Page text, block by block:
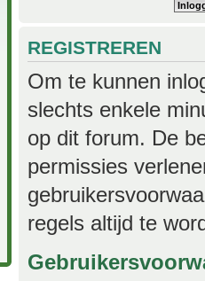
REGISTREREN
Om te kunnen
slechts enkele
op dit forum. De
permissies
regels altijd te